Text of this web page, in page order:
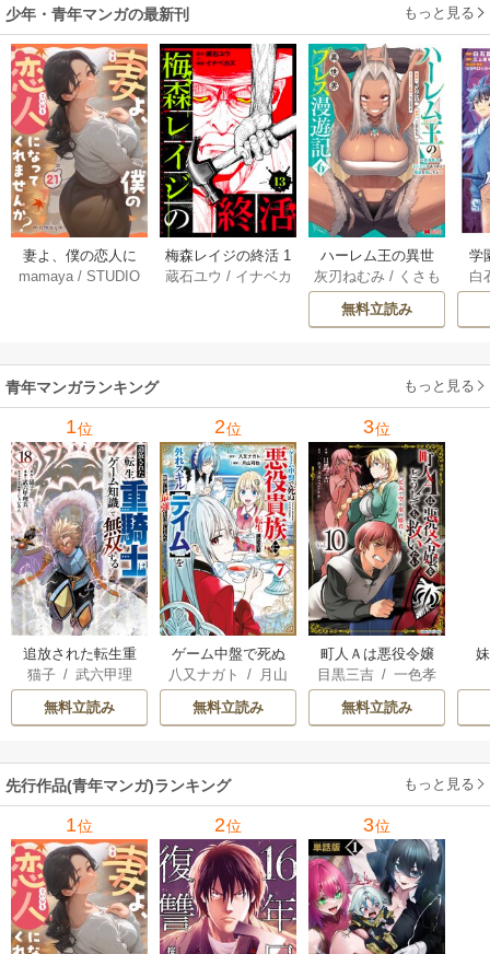
少年・青年マンガの最新刊 もっと見る
妻よ、僕の恋人に
なってくれません
mamaya/STUDIO
梅森レイジの終活 1
3巻
蔵石ユウ / イナベカ
ハーレム王の異世
界プレス漫遊記 ～
最強無双のおじさ
んはあらゆる種族
ミック） 6巻
灰刃ねむみ / くさも
ち
無料立読み
学
ア
（
白
青年マンガランキング もっと見る
1位
追放された転生重
騎士はゲーム知識
で無双する
猫子/ 武六甲理
/じゃいあん
無料立読み
2位
ゲーム中盤で死ぬ
悪役貴族に転生し
たので、外れスキ
ル【テイム】を駆
してみた
八又ナガト / 月山
可也
無料立読み
3位
町人Ａは悪役令嬢
をどうしても救い
たい ～どぶと空
と氷の姫君～
目黒三吉 /一色孝
太郎/ Parum
無料立読み
先行作品(青年マンガ)ランキング もっと見る
1位 2位 3位